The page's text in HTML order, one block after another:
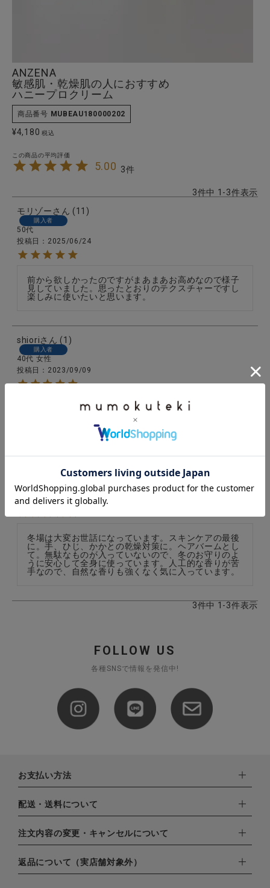
ANZENA
敏感肌・乾燥肌の人におすすめ
ハニープロクリーム
商品番号 MUBEAU180000202
¥4,180 税込
5.00 3
3件中 1 -3件表示
モリゾー
11
購入者
50代
投稿日
2025/06/24
前から欲しかったのですがまあまあお高めなので様子
見していました。思ったとおりのテクスチャーですし
楽しみに使いたいと思います。
shiori 1
購入者
40代 女性
投稿日
2023/09/09
保湿、肌荒れから、軽い傷の手当てまで、万能!
ラベンダーとローズマリーの香りも柔らかくて、季節
を問わず使えます。
10
非公開
投稿日
2022/10/12
冬場は大変お世話になっています。スキンケアの最後
に。手、ひじ、かかとの乾燥対策に。ヘアバームとし
て。無駄なものが入っていないので、冬のお守りのよ
うに安心して全身に使っています。人工的な香りが苦
手なので、自然な香りも強くなく気に入っています。
3件中 1 -3件表示
FOLLOW US
各種SNSで情報を発信中!
お支払い方法
下記お支払い方法よりお選びいただけます。
・クレジットカード（VISA,mastercard,JCB,AMERICAN
EXPRESS,Diners Club）
・amazonペイメント
・楽天ペイ
・PayPay
配送・送料について
配達業者：日本郵便
北海道：1,400円
注文内容の変更・キャンセルについて
ご注文日当日から翌日のAM9:00までにご連絡頂いた場合はキャ
ンセルは可能です。
返品について（実店舗対象外）